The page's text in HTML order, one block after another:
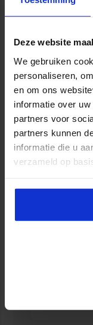
Deze website
We gebruiken
personaliseren,
en om ons
informatie over
partners voor
partners kunnen
informatie die u
verzameld op
ondermijning